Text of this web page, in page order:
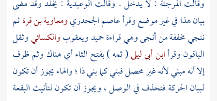
وقالت المرجئة : لا يدخل . وقالت الوعيدية : يخلد وقد مضى
بيان هذا في غير موضع وقرأعاصم الجحدريومعاوية بن قرةثم
ننجي مخففة من أنجى وهي قراءةحميدويعقوبوالكسائيوثقل
الباقون وقرأابن أبي ليلى( ثمه ) بفتح الثاء أي هناك وثم ظرف
إلا أنه مبني لأنه غير محصل فبني كما بني ذا ؛ والهاء يجوز أن تكون
لبيان الحركة فتحذف في الوصل ، ويجوز أن تكون لتأنيث البقعة